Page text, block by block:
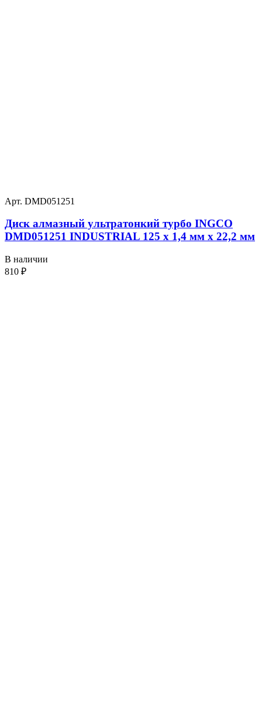
Арт. DMD051251
Диск алмазный ультратонкий турбо INGCO
DMD051251 INDUSTRIAL 125 х 1,4 мм x 22,2 мм
В наличии
810 ₽